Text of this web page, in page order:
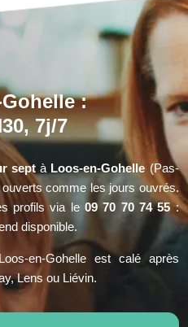
:
7j/7
septà Loos-en-Gohelle (Pas-
comme les jours ouvrés.
profils via le09 70 70 74 55:
disponible.
en-Gohelle est calé après
Lens ou Liévin.